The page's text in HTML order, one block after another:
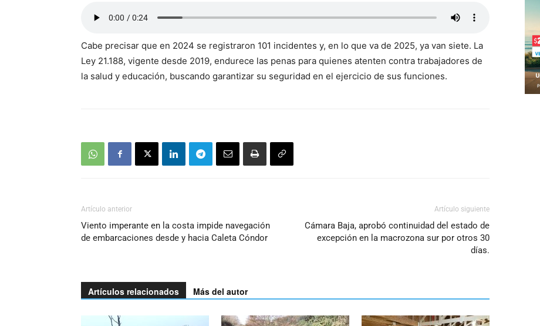
Cabe precisar que en 2024 se registraron 101 incidentes y, en lo que va de 2025, ya van siete. La
Ley 21.188, vigente desde 2019, endurece las penas para quienes atenten contra trabajadores de
la salud y educación, buscando garantizar su seguridad en el ejercicio de sus funciones.
Artículo anterior
Viento imperante en la costa impide navegación
de embarcaciones desde y hacia Caleta Cóndor
Artículo siguiente
Cámara Baja, aprobó continuidad del estado de
excepción en la macrozona sur por otros 30
días.
Artículos relacionados Más del autor